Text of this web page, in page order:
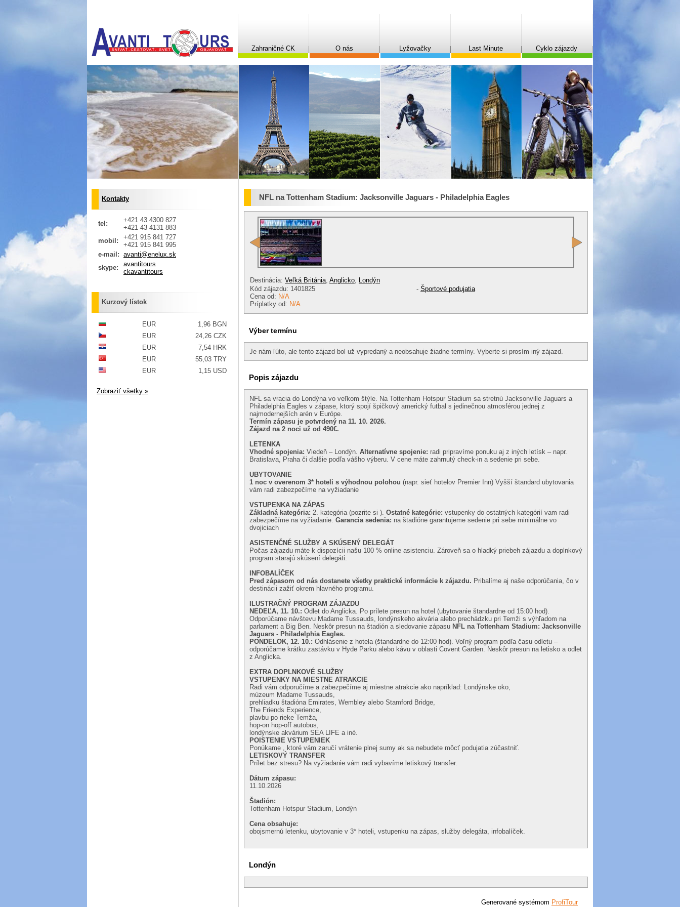
Zahraničné CK O nás Lyžovačky Last Minute Cyklo zájazdy
NFL na Tottenham Stadium: Jacksonville Jaguars - Philadelphia Eagles
Destinácia: Veľká Británia Anglicko Londýn
Kód zájazdu: 1401825
Cena od: N/A
Príplatky od: N/A
- Športové podujatia
Výber termínu
Je nám ľúto, ale tento zájazd bol už vypredaný a neobsahuje žiadne termíny. Vyberte si prosím iný zájazd.
Popis zájazdu
NFL sa vracia do Londýna vo veľkom štýle. Na Tottenham Hotspur Stadium sa stretnú Jacksonville Jaguars a
Philadelphia Eagles v zápase, ktorý spojí špičkový americký futbal s jedinečnou atmosférou jednej z
najmodernejších arén v Európe.
Termín zápasu je potvrdený na 11. 10. 2026.
Zájazd na 2 noci už od 490€.
LETENKA
Vhodné spojenia: Viedeň – Londýn. Alternatívne spojenie: radi pripravíme ponuku aj z iných letísk – napr.
Bratislava, Praha či ďalšie podľa vášho výberu. V cene máte zahrnutý check-in a sedenie pri sebe.
UBYTOVANIE
1 noc v overenom 3* hoteli s výhodnou polohou (napr. sieť hotelov Premier Inn) Vyšší štandard ubytovania
vám radi zabezpečíme na vyžiadanie
VSTUPENKA NA ZÁPAS
Základná kategória: 2. kategória (pozrite si ). Ostatné kategórie: vstupenky do ostatných kategórií vam radi
zabezpečíme na vyžiadanie. Garancia sedenia: na štadióne garantujeme sedenie pri sebe minimálne vo
dvojiciach
ASISTENČNÉ SLUŽBY A SKÚSENÝ DELEGÁT
Počas zájazdu máte k dispozícii našu 100 % online asistenciu. Zároveň sa o hladký priebeh zájazdu a doplnkový
program starajú skúsení delegáti.
INFOBALÍČEK
Pred zápasom od nás dostanete všetky praktické informácie k zájazdu. Pribalíme aj naše odporúčania, čo v
destinácii zažiť okrem hlavného programu.
ILUSTRAČNÝ PROGRAM ZÁJAZDU
NEDEĽA, 11. 10.: Odlet do Anglicka. Po prílete presun na hotel (ubytovanie štandardne od 15:00 hod).
Odporúčame návštevu Madame Tussauds, londýnskeho akvária alebo prechádzku pri Temži s výhľadom na
parlament a Big Ben. Neskôr presun na štadión a sledovanie zápasu NFL na Tottenham Stadium: Jacksonville
Jaguars - Philadelphia Eagles.
PONDELOK, 12. 10.: Odhlásenie z hotela (štandardne do 12:00 hod). Voľný program podľa času odletu –
odporúčame krátku zastávku v Hyde Parku alebo kávu v oblasti Covent Garden. Neskôr presun na letisko a odlet
z Anglicka.
EXTRA DOPLNKOVÉ SLUŽBY
VSTUPENKY NA MIESTNE ATRAKCIE
Radi vám odporučíme a zabezpečíme aj miestne atrakcie ako napríklad: Londýnske oko,
múzeum Madame Tussauds,
prehliadku štadióna Emirates, Wembley alebo Stamford Bridge,
The Friends Experience,
plavbu po rieke Temža,
hop-on hop-off autobus,
londýnske akvárium SEA LIFE a iné.
POISTENIE VSTUPENIEK
Ponúkame
, ktoré vám zaručí vrátenie plnej sumy ak sa nebudete môcť podujatia zúčastniť.
LETISKOVÝ TRANSFER
Prílet bez stresu? Na vyžiadanie vám radi vybavíme letiskový transfer.
Dátum zápasu:
11.10.2026
Štadión:
Tottenham Hotspur Stadium, Londýn
Cena obsahuje:
obojsmernú letenku, ubytovanie v 3* hoteli, vstupenku na zápas, služby delegáta, infobalíček.
Londýn
Kontakty
tel:
+421 43 4300 827
+421 43 4131 883
mobil:
+421 915 841 727
+421 915 841 995
e-mail: avanti@enelux.sk
skype:
avantitours
ckavantitours
Kurzový lístok
EUR
1,96 BGN
EUR
24,26 CZK
EUR
7,54 HRK
EUR
55,03 TRY
EUR
1,15 USD
Zobraziť všetky »
Generované systémom ProfiTour